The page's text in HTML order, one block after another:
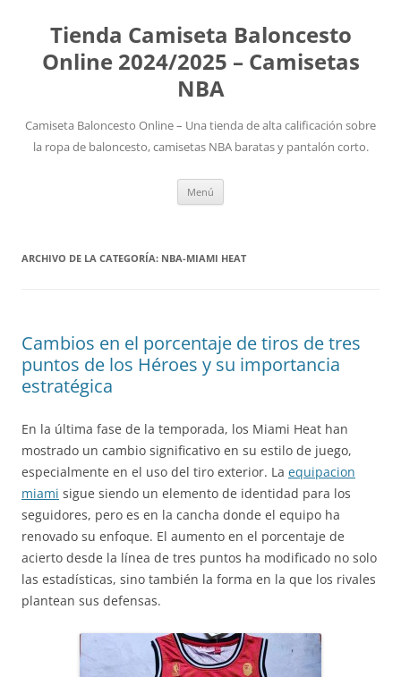
Tienda Camiseta Baloncesto
Online 2024/2025 – Camisetas
NBA
Camiseta Baloncesto Online – Una tienda de alta calificación sobre
la ropa de baloncesto, camisetas NBA baratas y pantalón corto.
Menú
ARCHIVO DE LA CATEGORÍA: NBA-MIAMI HEAT
Cambios en el porcentaje de tiros de tres
puntos de los Héroes y su importancia
estratégica
En la última fase de la temporada, los Miami Heat han
mostrado un cambio significativo en su estilo de juego,
especialmente en el uso del tiro exterior. La equipacion
miami sigue siendo un elemento de identidad para los
seguidores, pero es en la cancha donde el equipo ha
renovado su enfoque. El aumento en el porcentaje de
acierto desde la línea de tres puntos ha modificado no solo
las estadísticas, sino también la forma en la que los rivales
plantean sus defensas.